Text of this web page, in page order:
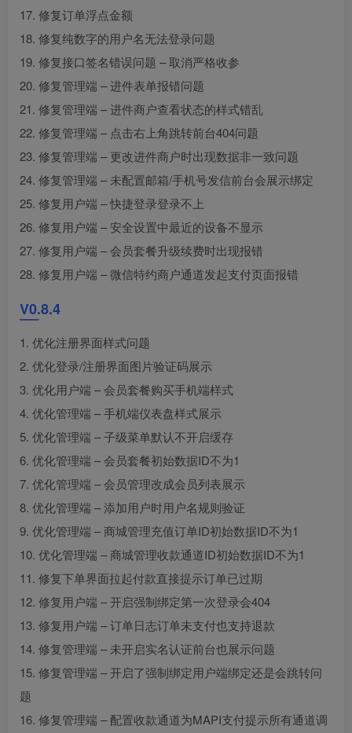
17. 修复订单浮点金额
18. 修复纯数字的用户名无法登录问题
19. 修复接口签名错误问题 – 取消严格收参
20. 修复管理端 – 进件表单报错问题
21. 修复管理端 – 进件商户查看状态的样式错乱
22. 修复管理端 – 点击右上角跳转前台404问题
23. 修复管理端 – 更改进件商户时出现数据非一致问题
24. 修复管理端 – 未配置邮箱/手机号发信前台会展示绑定
25. 修复用户端 – 快捷登录登录不上
26. 修复用户端 – 安全设置中最近的设备不显示
27. 修复用户端 – 会员套餐升级续费时出现报错
28. 修复用户端 – 微信特约商户通道发起支付页面报错
V0.8.4
1. 优化注册界面样式问题
2. 优化登录/注册界面图片验证码展示
3. 优化用户端 – 会员套餐购买手机端样式
4. 优化管理端 – 手机端仪表盘样式展示
5. 优化管理端 – 子级菜单默认不开启缓存
6. 优化管理端 – 会员套餐初始数据ID不为1
7. 优化管理端 – 会员管理改成会员列表展示
8. 优化管理端 – 添加用户时用户名规则验证
9. 优化管理端 – 商城管理充值订单ID初始数据ID不为1
10. 优化管理端 – 商城管理收款通道ID初始数据ID不为1
11. 修复下单界面拉起付款直接提示订单已过期
12. 修复用户端 – 开启强制绑定第一次登录会404
13. 修复用户端 – 订单日志订单未支付也支持退款
14. 修复管理端 – 未开启实名认证前台也展示问题
15. 修复管理端 – 开启了强制绑定用户端绑定还是会跳转问
题
16. 修复管理端 – 配置收款通道为MAPI支付提示所有通道调